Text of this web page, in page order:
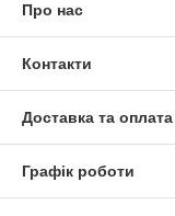
Про нас
Контакти
Доставка та оплата
Графік роботи